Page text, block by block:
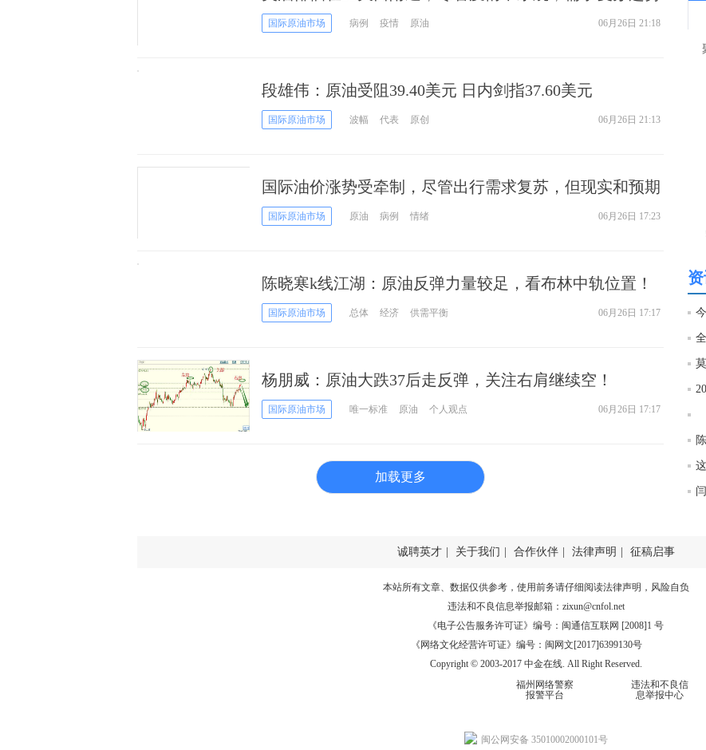
已定，且供应端又飞出“黑天鹅”
国际原油市场 病例 疫情 原油 06月26日 21:18
段雄伟：原油受阻39.40美元 日内剑指37.60美元
国际原油市场 波幅 代表 原创 06月26日 21:13
国际油价涨势受牵制，尽管出行需求复苏，但现实和预期
都表明，美国将继续拖油市的后腿
国际原油市场 原油 病例 情绪 06月26日 17:23
陈晓寒k线江湖：原油反弹力量较足，看布林中轨位置！
国际原油市场 总体 经济 供需平衡 06月26日 17:17
杨朋威：原油大跌37后走反弹，关注右肩继续空！
国际原油市场 唯一标准 原油 个人观点 06月26日 17:17
加载更多
诚聘英才 关于我们 合作伙伴 法律声明 征稿启事
本站所有文章、数据仅供参考，使用前务请仔细阅读法律声明 ，风险自负
违法和不良信息举报邮箱： zixun@cnfol.net
《电子公告服务许可证》编号：闽通信互联网 [2008]1 号
《网络文化经营许可证》编号：闽网文[2017]6399130号
Copyright © 2003-2017 中金在线. All Right Reserved.
福州网络警察
报警平台
违法和不良信
息举报中心
闽公网安备 35010002000101号